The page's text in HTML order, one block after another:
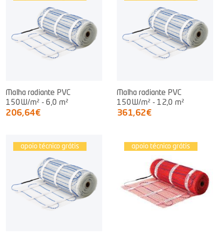
Malha radiante PVC
150W/m² - 6,0 m²
206,64€
Malha radiante PVC
150W/m² - 12,0 m²
361,62€
apoio técnico grátis apoio técnico grátis